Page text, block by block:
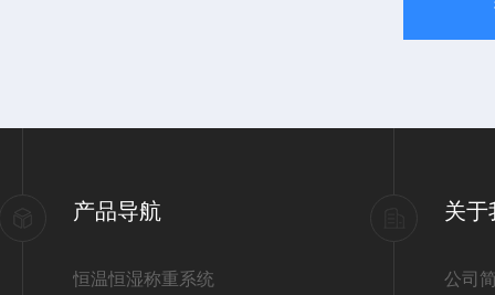
产品导航
恒温恒湿称重系统
关于
公司